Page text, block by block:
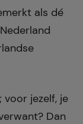
als dé
jezelf, je
Dan